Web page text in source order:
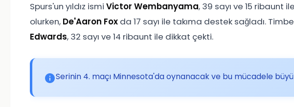
Spurs'un yıldız ismi Victor Wembanyama, 39 sayı ve 15 ribaunt
olurken, De'Aaron Fox da 17 sayı ile takıma destek sağladı.
Edwards, 32 sayı ve 14 ribaunt ile dikkat çekti.
Serinin 4. maçı Minnesota'da oynanacak ve bu mücadele